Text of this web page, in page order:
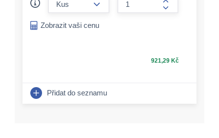
form.increase-
Zobrazit vaši cenu
921,29 Kč
Přidat do seznamu